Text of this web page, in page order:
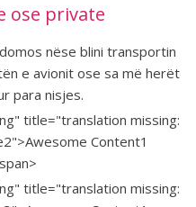
ose private
nëse blini transportin
e avionit ose sa më herët
para nisjes.
title="translation missing:
Content1
title="translation missing: